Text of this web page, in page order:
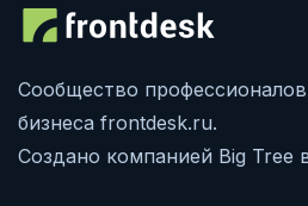
Сообщество профессионалов
бизнеса frontdesk.ru.
Создано компанией Big Tree